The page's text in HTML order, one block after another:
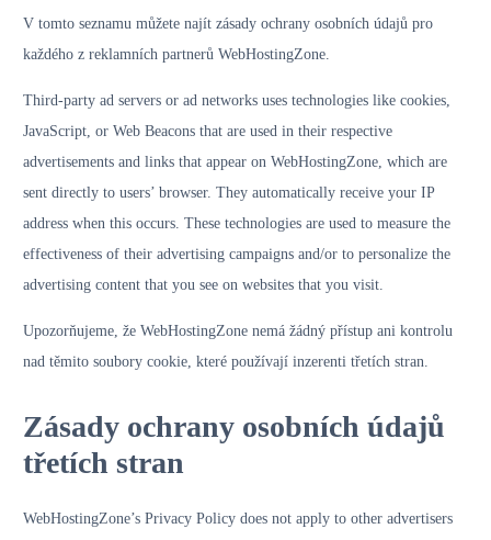
V tomto seznamu můžete najít zásady ochrany osobních údajů pro
každého z reklamních partnerů WebHostingZone.
Third-party ad servers or ad networks uses technologies like cookies,
JavaScript, or Web Beacons that are used in their respective
advertisements and links that appear on WebHostingZone, which are
sent directly to users’ browser. They automatically receive your IP
address when this occurs. These technologies are used to measure the
effectiveness of their advertising campaigns and/or to personalize the
advertising content that you see on websites that you visit.
Upozorňujeme, že WebHostingZone nemá žádný přístup ani kontrolu
nad těmito soubory cookie, které používají inzerenti třetích stran.
Zásady ochrany osobních údajů
třetích stran
WebHostingZone’s Privacy Policy does not apply to other advertisers